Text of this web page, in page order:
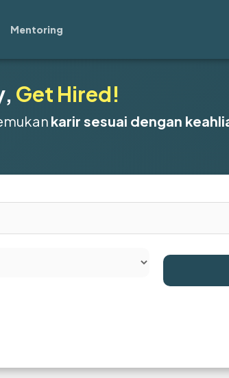
Mentoring
Get Hired!
karir sesuai dengan